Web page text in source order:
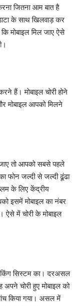
करना जितना आम बात है
के साथ खिलवाड़ कर
मोबाइल मिल जाए ऐसे
हैं। मोबाइल चोरी होने
मोबाइल आपको मिलने
तो आपको सबसे पहले
फोन जल्दी से जल्दी ढूंढा
के लिए केंद्रीय
इसमें मोबाइल का नंबर
ऐसे में चोरी के मोबाइल
सिस्टम का। दरअसल
चोरी हुए मोबाइल को
किया गया। असल में